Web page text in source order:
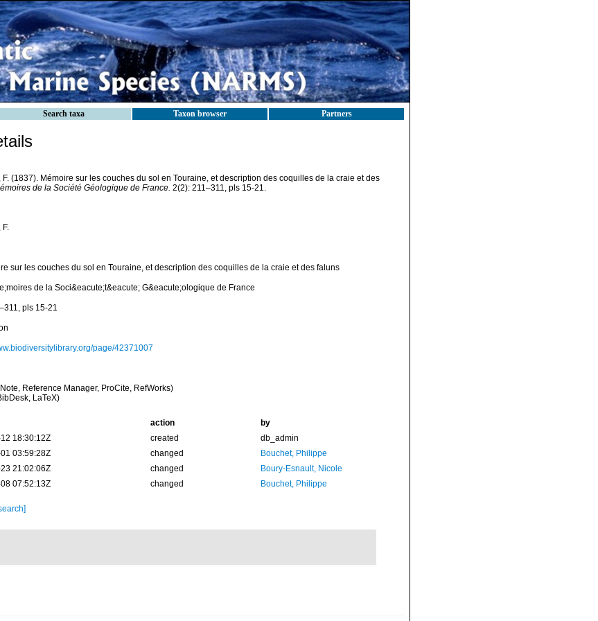
Search taxa Taxon browser Partners
F. (1837). Mémoire sur les couches du sol en Touraine, et description des coquilles de la craie et des
de la Société Géologique de France. 2(2): 211–311, pls 15-21.
F.
sur les couches du sol en Touraine, et description des coquilles de la craie et des faluns
de la Soci&eacute;t&eacute; G&eacute;ologique de France
pls 15-21
page/42371007
Reference Manager, ProCite, RefWorks)
LaTeX)
action
by
18:30:12Z
created
db_admin
03:59:28Z
changed
Bouchet, Philippe
21:02:06Z
changed
Boury-Esnault, Nicole
07:52:13Z
changed Bouchet, Philippe